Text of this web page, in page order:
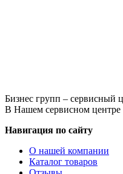
Бизнес групп – сервисный
В Нашем сервисном центре
Навигация по сайту
О нашей компании
Каталог товаров